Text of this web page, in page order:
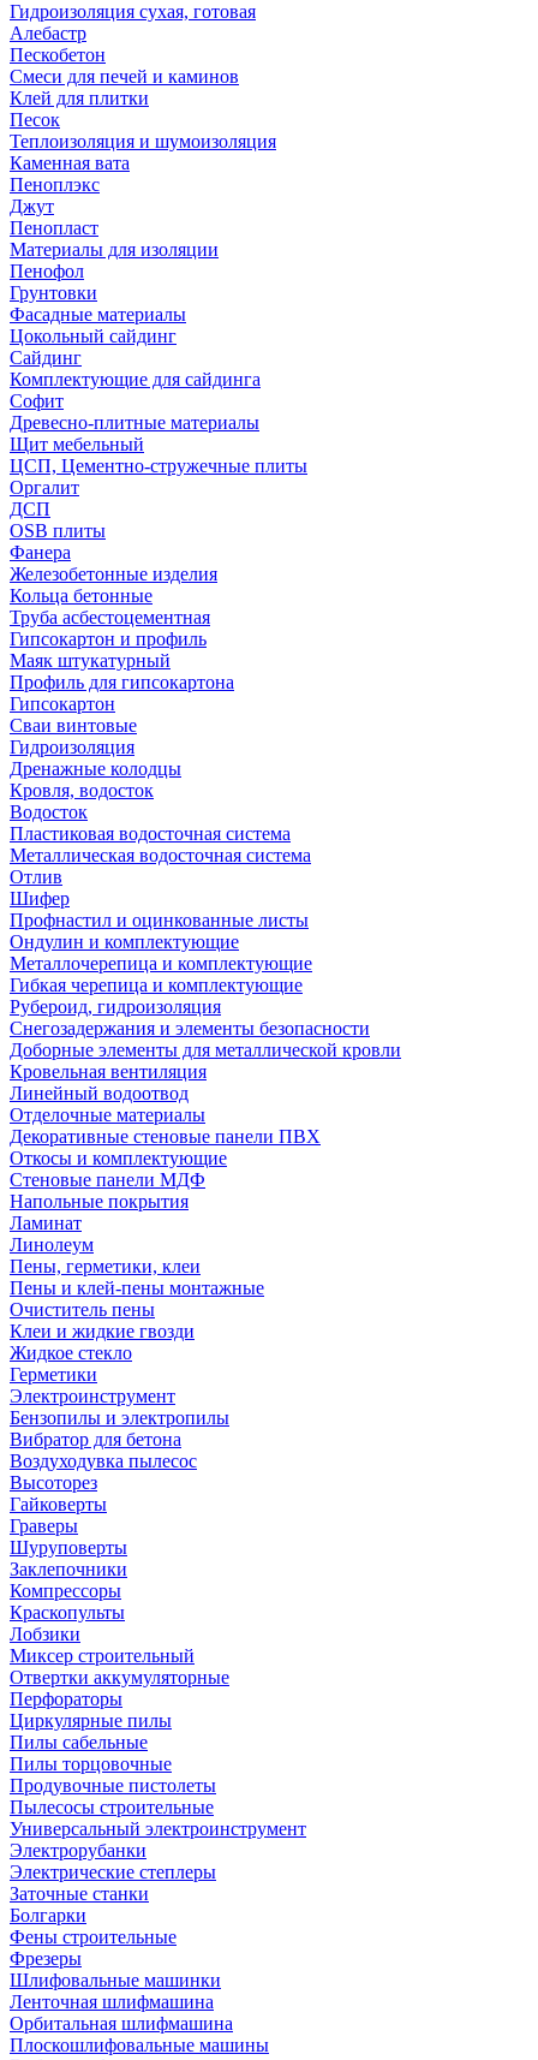
Гидроизоляция сухая, готовая
Алебастр
Пескобетон
Смеси для печей и каминов
Клей для плитки
Песок
Теплоизоляция и шумоизоляция
Каменная вата
Пеноплэкс
Джут
Пенопласт
Материалы для изоляции
Пенофол
Грунтовки
Фасадные материалы
Цокольный сайдинг
Сайдинг
Комплектующие для сайдинга
Софит
Древесно-плитные материалы
Щит мебельный
ЦСП, Цементно-стружечные плиты
Оргалит
ДСП
OSB плиты
Фанера
Железобетонные изделия
Кольца бетонные
Труба асбестоцементная
Гипсокартон и профиль
Маяк штукатурный
Профиль для гипсокартона
Гипсокартон
Сваи винтовые
Гидроизоляция
Дренажные колодцы
Кровля, водосток
Водосток
Пластиковая водосточная система
Металлическая водосточная система
Отлив
Шифер
Профнастил и оцинкованные листы
Ондулин и комплектующие
Металлочерепица и комплектующие
Гибкая черепица и комплектующие
Рубероид, гидроизоляция
Снегозадержания и элементы безопасности
Доборные элементы для металлической кровли
Кровельная вентиляция
Линейный водоотвод
Отделочные материалы
Декоративные стеновые панели ПВХ
Откосы и комплектующие
Стеновые панели МДФ
Напольные покрытия
Ламинат
Линолеум
Пены, герметики, клеи
Пены и клей-пены монтажные
Очиститель пены
Клеи и жидкие гвозди
Жидкое стекло
Герметики
Электроинструмент
Бензопилы и электропилы
Вибратор для бетона
Воздуходувка пылесос
Высоторез
Гайковерты
Граверы
Шуруповерты
Заклепочники
Компрессоры
Краскопульты
Лобзики
Миксер строительный
Отвертки аккумуляторные
Перфораторы
Циркулярные пилы
Пилы сабельные
Пилы торцовочные
Продувочные пистолеты
Пылесосы строительные
Универсальный электроинструмент
Электрорубанки
Электрические степлеры
Заточные станки
Болгарки
Фены строительные
Фрезеры
Шлифовальные машинки
Ленточная шлифмашина
Орбитальная шлифмашина
Плоскошлифовальные машины